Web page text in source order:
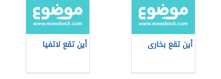
أين تقع بخارى أين تقع لاتفيا